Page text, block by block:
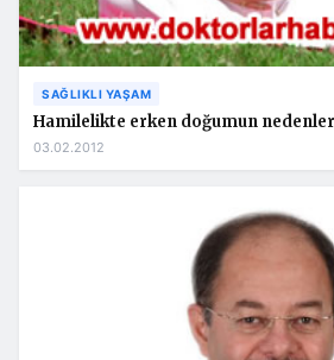
SAĞLIKLI YAŞAM
Hamilelikte erken doğumun
03.02.2012